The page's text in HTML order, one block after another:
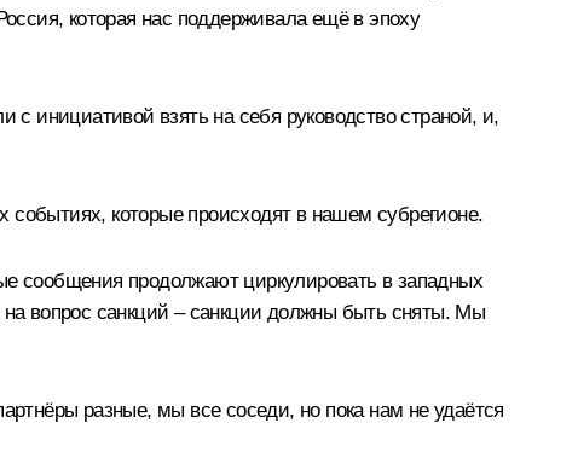
которая нас поддерживала ещё в эпоху
инициативой взять на себя руководство страной, и,
событиях, которые происходят в нашем субрегионе.
сообщения продолжают циркулировать в западных
вопрос санкций – санкции должны быть сняты. Мы
разные, мы все соседи, но пока нам не удаётся